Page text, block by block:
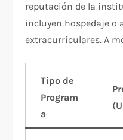
reputación de la
incluyen hospedaje o
extracurriculares. A
Tipo de
Program
a